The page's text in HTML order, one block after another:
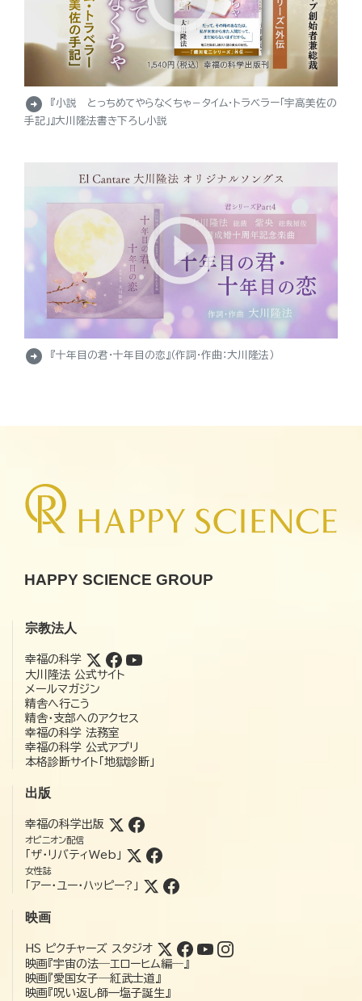
arrow_circle_right
『小説 とっちめてやらなくちゃ－タイム・トラベラー「宇高美佐の
手記」』大川隆法書き下ろし小説
arrow_circle_right 『十年目の君・十年目の恋』（作詞・作曲：大川隆法）
HAPPY SCIENCE GROUP
宗教法人
幸福の科学
大川隆法 公式サイト
メールマガジン
精舎へ行こう
精舎・支部へのアクセス
幸福の科学 法務室
幸福の科学 公式アプリ
本格診断サイト「地獄診断」
出版
幸福の科学出版
オピニオン配信
「ザ・リバティWeb」
女性誌
「アー・ユー・ハッピー?」
映画
HS ピクチャーズ スタジオ
映画『宇宙の法―エローヒム編―』
映画『愛国女子―紅武士道』
映画『呪い返し師—塩子誕生』